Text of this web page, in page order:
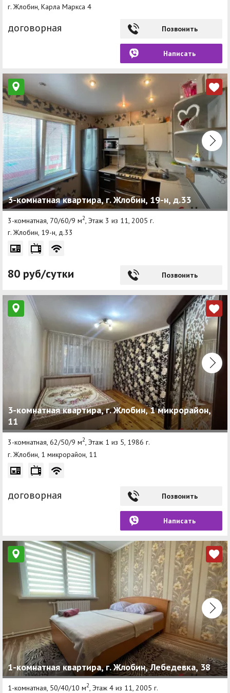
г. Жлобин, Карла Маркса 4
договорная Позвонить
Написать
3-комнатная квартира, г. Жлобин, 19-н, д.33
3-комнатная, 70/60/9 м2 , Этаж 3 из 11, 2005 г.
г. Жлобин, 19-н, д.33
80 руб/сутки Позвонить
3-комнатная квартира, г. Жлобин, 1 микрорайон,
11
3-комнатная, 62/50/9 м2, Этаж 1 из 5, 1986 г.
г. Жлобин, 1 микрорайон, 11
договорная Позвонить
Написать
1-комнатная квартира, г. Жлобин, Лебедевка, 38
1-комнатная, 50/40/10 м2 , Этаж 4 из 11, 2005 г.